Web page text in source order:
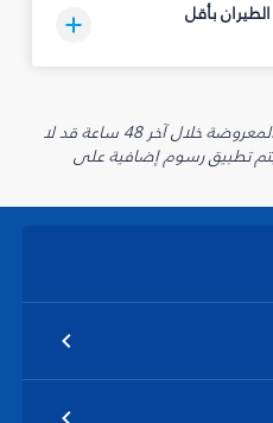
بأقل
* تم الحصول على جميع الأسعار المعروضة خلال آخر 48 ساعة قد لا
تطبيق رسوم إضافية على